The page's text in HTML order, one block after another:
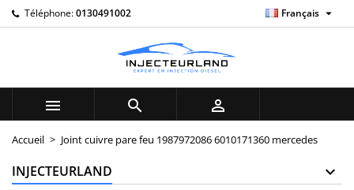
Téléphone:0130491002 Français 
  
Accueil Joint cuivre pare feu 1987972086 6010171360 mercedes
INJECTEURLAND
My wishlists ×
add_circle_outline
((title)) ×
Connexion ×
Vous devez être connecté pour ajouter des produits à
votre liste d'envies.
((cancelText)) ((loginText))